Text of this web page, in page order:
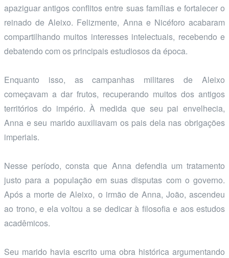
apaziguar antigos conflitos entre suas famílias e fortalecer o
reinado de Aleixo. Felizmente, Anna e Nicéforo acabaram
compartilhando muitos interesses intelectuais, recebendo e
debatendo com os principais estudiosos da época.
Enquanto isso, as campanhas militares de Aleixo
começavam a dar frutos, recuperando muitos dos antigos
territórios do império. À medida que seu pai envelhecia,
Anna e seu marido auxiliavam os pais dela nas obrigações
imperiais.
Nesse período, consta que Anna defendia um tratamento
justo para a população em suas disputas com o governo.
Após a morte de Aleixo, o irmão de Anna, João, ascendeu
ao trono, e ela voltou a se dedicar à filosofia e aos estudos
acadêmicos.
Seu marido havia escrito uma obra histórica argumentando